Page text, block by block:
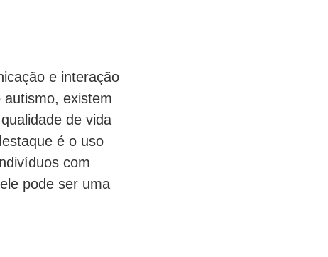
e interação
existem
de vida
é o uso
com
pode ser uma